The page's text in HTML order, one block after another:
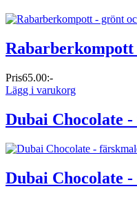
Pris65.00:-
Lägg i varukorg
Dubai Chocolate
Dubai Chocolate